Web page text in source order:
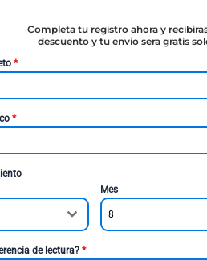
Completa tu registro ahora y
descuento y tu envio sera gratis
*
*
Mes
8
de lectura? *